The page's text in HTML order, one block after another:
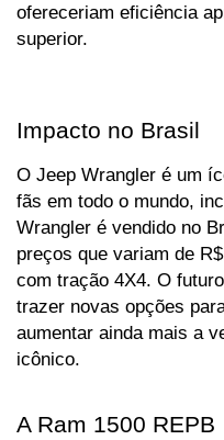
ofereceriam eficiência
superior.
Impacto no Brasil
O Jeep Wrangler é um
fãs em todo o mundo,
Wrangler é vendido no
preços que variam de
com tração 4X4. O
trazer novas opções
aumentar ainda mais a
icônico.
A Ram 1500 REPB